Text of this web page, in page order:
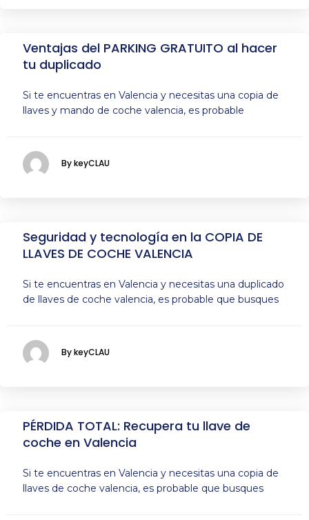
Ventajas del PARKING GRATUITO al hacer
tu duplicado
Si te encuentras en Valencia y necesitas una copia de
llaves y mando de coche valencia, es probable
By keyCLAU
Seguridad y tecnología en la COPIA DE
LLAVES DE COCHE VALENCIA
Si te encuentras en Valencia y necesitas una duplicado
de llaves de coche valencia, es probable que busques
By keyCLAU
PÉRDIDA TOTAL: Recupera tu llave de
coche en Valencia
Si te encuentras en Valencia y necesitas una copia de
llaves de coche valencia, es probable que busques